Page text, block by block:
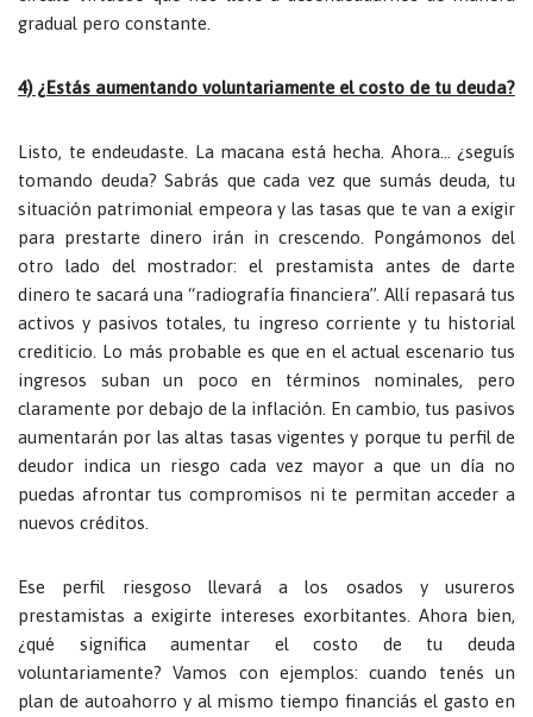
gradual pero constante.
4) ¿Estás aumentando voluntariamente el costo de tu deuda?
Listo, te endeudaste. La macana está hecha. Ahora… ¿seguís
tomando deuda? Sabrás que cada vez que sumás deuda, tu
situación patrimonial empeora y las tasas que te van a exigir
para prestarte dinero irán in crescendo. Pongámonos del
otro lado del mostrador: el prestamista antes de darte
dinero te sacará una “radiografía financiera”. Allí repasará tus
activos y pasivos totales, tu ingreso corriente y tu historial
crediticio. Lo más probable es que en el actual escenario tus
ingresos suban un poco en términos nominales, pero
claramente por debajo de la inflación. En cambio, tus pasivos
aumentarán por las altas tasas vigentes y porque tu perfil de
deudor indica un riesgo cada vez mayor a que un día no
puedas afrontar tus compromisos ni te permitan acceder a
nuevos créditos.
Ese perfil riesgoso llevará a los osados y usureros
prestamistas a exigirte intereses exorbitantes. Ahora bien,
¿qué significa aumentar el costo de tu deuda
voluntariamente? Vamos con ejemplos: cuando tenés un
plan de autoahorro y al mismo tiempo financiás el gasto en